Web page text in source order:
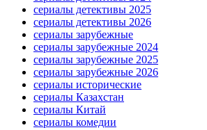
сериалы детективы 2025
сериалы детективы 2026
сериалы зарубежные
сериалы зарубежные 2024
сериалы зарубежные 2025
сериалы зарубежные 2026
сериалы исторические
сериалы Казахстан
сериалы Китай
сериалы комедии